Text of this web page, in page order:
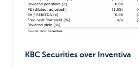
KBC Securities over Inventiva